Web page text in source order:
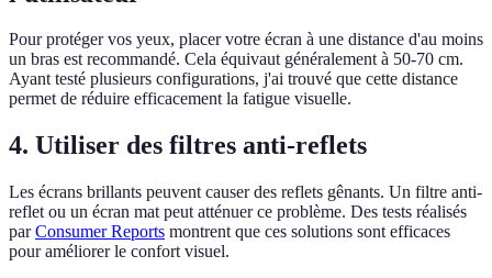
Pour protéger vos yeux, placer votre écran à une distance d'au moins
un bras est recommandé. Cela équivaut généralement à 50-70 cm.
Ayant testé plusieurs configurations, j'ai trouvé que cette distance
permet de réduire efficacement la fatigue visuelle.
4. Utiliser des filtres anti-reflets
Les écrans brillants peuvent causer des reflets gênants. Un filtre anti-
reflet ou un écran mat peut atténuer ce problème. Des tests réalisés
parConsumer Reports montrent que ces solutions sont efficaces
pour améliorer le confort visuel.